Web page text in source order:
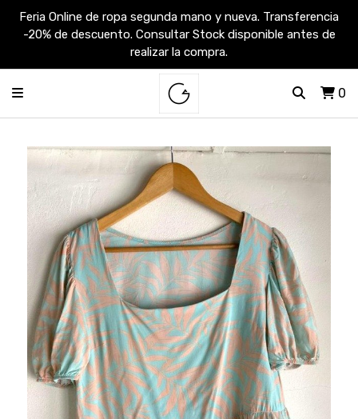
Feria Online de ropa segunda mano y nueva. Transferencia
-20% de descuento. Consultar Stock disponible antes de
realizar la compra.
0